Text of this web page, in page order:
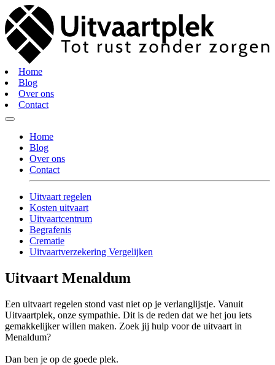
Home
Blog
Over ons
Contact
Home
Blog
Over ons
Contact
Uitvaart regelen
Kosten uitvaart
Uitvaartcentrum
Begrafenis
Crematie
Uitvaartverzekering Vergelijken
Uitvaart Menaldum
Een uitvaart regelen stond vast niet op je verlanglijstje. Vanuit
Uitvaartplek, onze sympathie. Dit is de reden dat we het jou iets
gemakkelijker willen maken. Zoek jij hulp voor de uitvaart in
Menaldum?
Dan ben je op de goede plek.